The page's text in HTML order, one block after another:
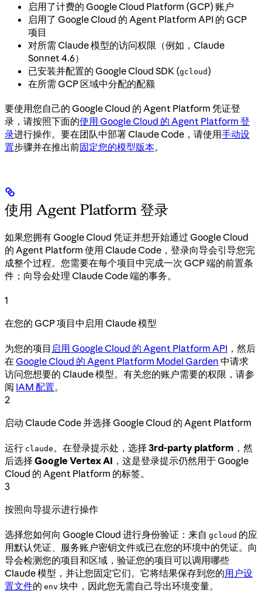
启用了计费的 Google Cloud Platform (GCP) 账户
启用了 Google Cloud 的 Agent Platform API 的 GCP
项目
对所需 Claude 模型的访问权限（例如，Claude
Sonnet 4.6）
已安装并配置的 Google Cloud SDK (gcloud )
在所需 GCP 区域中分配的配额
要使用您自己的 Google Cloud 的 Agent Platform 凭证登
录，请按照下面的使用 Google Cloud 的 Agent Platform 登
录进行操作。要在团队中部署 Claude Code，请使用手动设
置步骤并在推出前固定您的模型版本。
使用 Agent Platform 登录
如果您拥有 Google Cloud 凭证并想开始通过 Google Cloud
的 Agent Platform 使用 Claude Code，登录向导会引导您完
成整个过程。您需要在每个项目中完成一次 GCP 端的前置条
件；向导会处理 Claude Code 端的事务。
1
在您的 GCP 项目中启用 Claude 模型
为您的项目 启用 Google Cloud 的 Agent Platform API ，然后
在 Google Cloud 的 Agent Platform Model Garden 中请求
访问您想要的 Claude 模型。有关您的账户需要的权限，请参
阅 IAM 配置。
2
启动 Claude Code 并选择 Google Cloud 的 Agent Platform
运行 claude。在登录提示处，选择 3rd-party platform ，然
后选择 Google Vertex AI ，这是登录提示仍然用于 Google
Cloud 的 Agent Platform 的标签。
3
按照向导提示进行操作
选择您如何向 Google Cloud 进行身份验证：来自 gcloud 的应
用默认凭证、服务账户密钥文件或已在您的环境中的凭证。向
导会检测您的项目和区域，验证您的项目可以调用哪些
Claude 模型，并让您固定它们。它将结果保存到您的用户设
置文件的 env 块中，因此您无需自己导出环境变量。